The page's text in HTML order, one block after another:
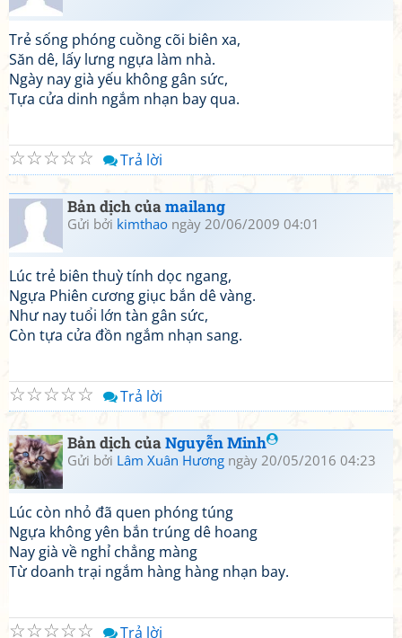
Trẻ sống phóng cuồng cõi biên xa,
Săn dê, lấy lưng ngựa làm nhà.
Ngày nay già yếu không gân sức,
Tựa cửa dinh ngắm nhạn bay qua.
☆
☆
☆
☆
☆ Trả lời
Bản dịch củamailang
Gửi bởi kimthao ngày 20/06/2009 04:01
Lúc trẻ biên thuỳ tính dọc ngang,
Ngựa Phiên cương giục bắn dê vàng.
Như nay tuổi lớn tàn gân sức,
Còn tựa cửa đồn ngắm nhạn sang.
☆
☆
☆
☆
☆ Trả lời
Bản dịch củaNguyễn Minh
Gửi bởi Lâm Xuân Hương ngày 20/05/2016 04:23
Lúc còn nhỏ đã quen phóng túng
Ngựa không yên bắn trúng dê hoang
Nay già về nghỉ chẳng màng
Từ doanh trại ngắm hàng hàng nhạn bay.
☆
☆
☆
☆
☆ Trả lời